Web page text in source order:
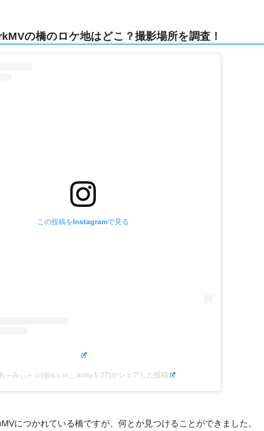
の橋のロケ地はどこ？撮影場所を調査！
この投稿をInstagramで見る
～みぃ～☆(@a.s.m._.army.5.27)がシェアした投稿
につかれている橋ですが、何とか見つけることができました。